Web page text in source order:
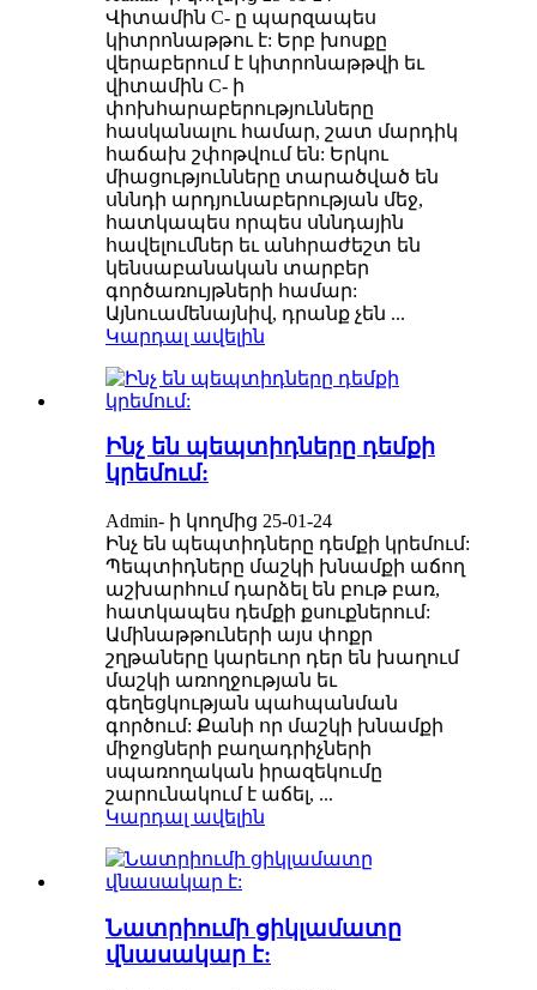
Վիտամին C- ը պարզապես
կիտրոնաթթու է: Երբ խոսքը
վերաբերում է կիտրոնաթթվի եւ
վիտամին C- ի
փոխհարաբերությունները
հասկանալու համար, շատ մարդիկ
հաճախ շփոթվում են: Երկու
միացությունները տարածված են
սննդի արդյունաբերության մեջ,
հատկապես որպես սննդային
հավելումներ եւ անհրաժեշտ են
կենսաբանական տարբեր
գործառույթների համար:
Այնուամենայնիվ, դրանք չեն ...
Կարդալ ավելին
Ինչ են պեպտիդները դեմքի
կրեմում:
Admin- ի կողմից 25-01-24
Ինչ են պեպտիդները դեմքի կրեմում:
Պեպտիդները մաշկի խնամքի աճող
աշխարհում դարձել են բութ բառ,
հատկապես դեմքի քսուքներում:
Ամինաթթուների այս փոքր
շղթաները կարեւոր դեր են խաղում
մաշկի առողջության եւ
գեղեցկության պահպանման
գործում: Քանի որ մաշկի խնամքի
միջոցների բաղադրիչների
սպառողական իրազեկումը
շարունակում է աճել, ...
Կարդալ ավելին
Նատրիումի ցիկլամատը
վնասակար է: